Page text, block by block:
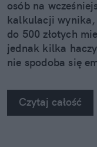
osób na
kalkulacji wynika,
do 500 złotych
jednak kilka
nie spodoba się
Czytaj całość